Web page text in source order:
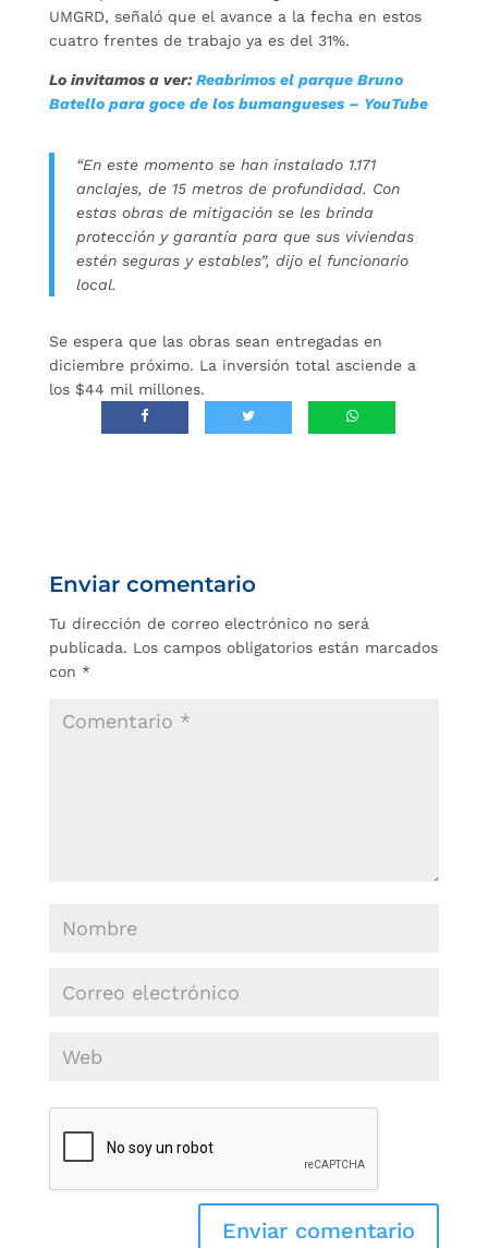
UMGRD, señaló que el avance a la fecha en estos
cuatro frentes de trabajo ya es del 31%.
Lo invitamos a ver:Reabrimos el parque Bruno
Batello para goce de los bumangueses – YouTube
“En este momento se han instalado 1.171
anclajes, de 15 metros de profundidad. Con
estas obras de mitigación se les brinda
protección y garantía para que sus viviendas
estén seguras y estables”, dijo el funcionario
local.
Se espera que las obras sean entregadas en
diciembre próximo. La inversión total asciende a
los $44 mil millones.
Enviar comentario
Tu dirección de correo electrónico no será
publicada. Los campos obligatorios están marcados
con *